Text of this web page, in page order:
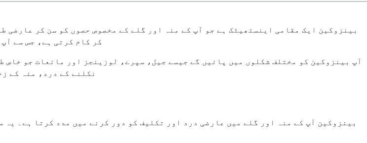
بینزوکین ایک مقامی اینستھیٹک ہے جو آپ کے منہ اور گلے کے مخصوص حصوں کو سن کر عارضی
کر کام کرتی ہے، جس سے
آپ بینزوکین کو مختلف شکلوں میں پائیں گے جیسے جیل، سپرے، لوزینجز اور مائعات جو
نکلنے کے درد، منہ کے
بینزوکین آپ کے منہ اور گلے میں عارضی درد اور تکلیف کو دور کرنے میں مدد کرتا ہے۔